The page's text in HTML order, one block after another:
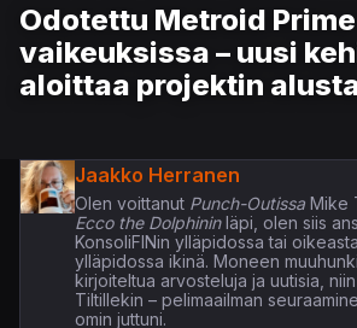
Odotettu Metroid
vaikeuksissa – uusi
aloittaa projektin
Jaakko Herranen
Olen voittanutPunch-OutissaMike
Ecco the Dolphininläpi, olen siis
KonsoliFINin ylläpidossa tai
ylläpidossa ikinä. Moneen
kirjoiteltua arvosteluja ja uutisia,
Tiltillekin – pelimaailman
omin juttuni.